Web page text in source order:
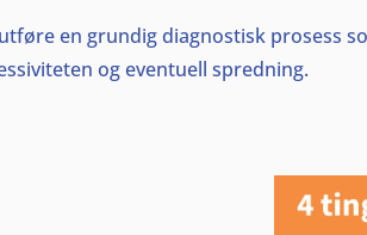
en grundig diagnostisk prosess
og eventuell spredning.